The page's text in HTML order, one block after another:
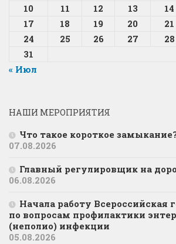
10
11 12 13 14
17
18 19 20 21
24
25 26 27 28
31
« Июл
НАШИ МЕРОПРИЯТИЯ
Что такое короткое
07.08.2026
Главный регулировщик на
06.08.2026
Начала работу Всероссийская
по вопросам профилактики
(неполио) инфекции
05.08.2026